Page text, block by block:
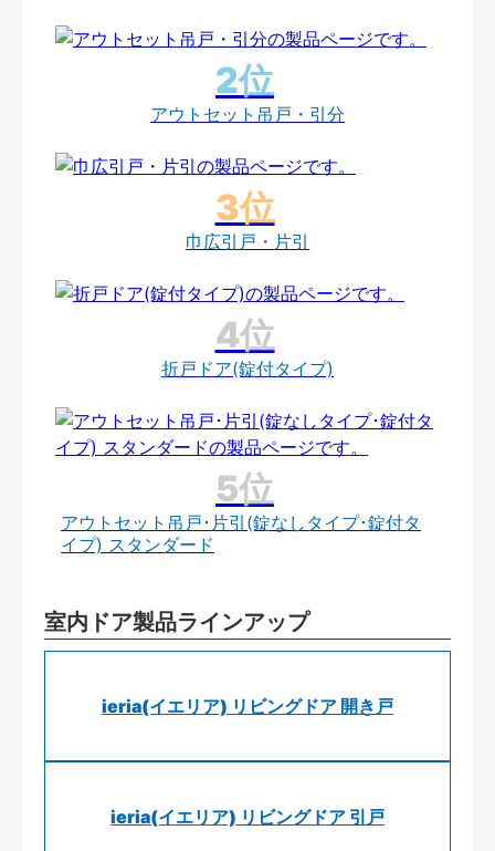
アウトセット吊戸・引分
巾広引戸・片引
折戸ドア(錠付タイプ)
アウトセット吊戸･片引(錠なしタイプ･錠付タ
イプ) スタンダード
室内ドア製品ラインアップ
ieria(イエリア) リビングドア 開き戸
ieria(イエリア) リビングドア 引戸